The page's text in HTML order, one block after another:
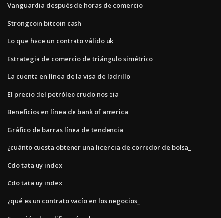
Vanguardia después de horas de comercio
Strongcoin bitcoin cash
Lo que hace un contrato válido uk
Estrategia de comercio de triángulo simétrico
La cuenta en línea de la visa de ladrillo
El precio del petróleo crudo nos eia
Beneficios en línea de bank of america
Gráfico de barras línea de tendencia
¿cuánto cuesta obtener una licencia de corredor de bolsa_
Cdo tata uy index
Cdo tata uy index
¿qué es un contrato vacío en los negocios_